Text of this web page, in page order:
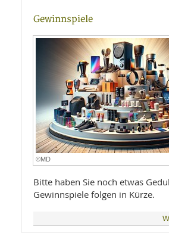
Gewinnspiele
©MD
Bitte haben Sie noch etwas
Gewinnspiele folgen in Kürze.